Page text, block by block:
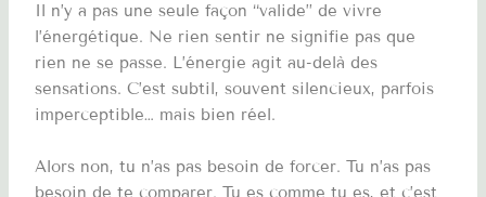
Il n’y a pas une seule façon “valide” de vivre
l’énergétique. Ne rien sentir ne signifie pas que
rien ne se passe. L’énergie agit au-delà des
sensations. C’est subtil, souvent silencieux, parfois
imperceptible… mais bien réel.
Alors non, tu n’as pas besoin de forcer. Tu n’as pas
besoin de te comparer. Tu es comme tu es, et c’est